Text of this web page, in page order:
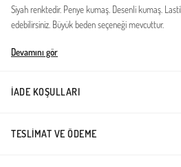
Siyah renktedir. Penye kumaş. Desenli kumaş.
edebilirsiniz. Büyük beden seçeneği mevcuttur.
Türkiye'de üretilmiştir.
Devamını gör
İADE KOŞULLARI
TESLIMAT VE ÖDEME